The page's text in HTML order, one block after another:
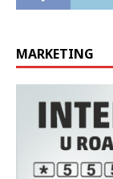
MARKETING